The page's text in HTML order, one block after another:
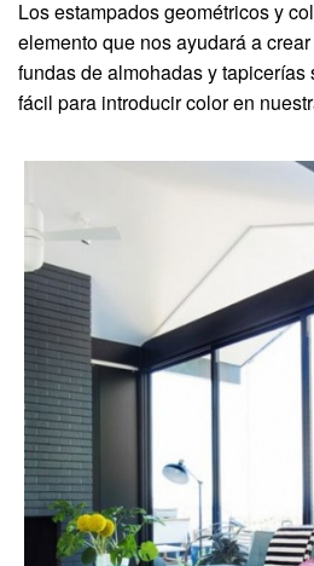
Los estampados geométricos y
elemento que nos ayudará a
fundas de almohadas y tapicerías
fácil para introducir color en